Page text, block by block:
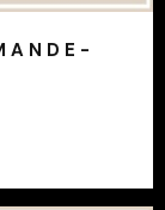
A N D E -